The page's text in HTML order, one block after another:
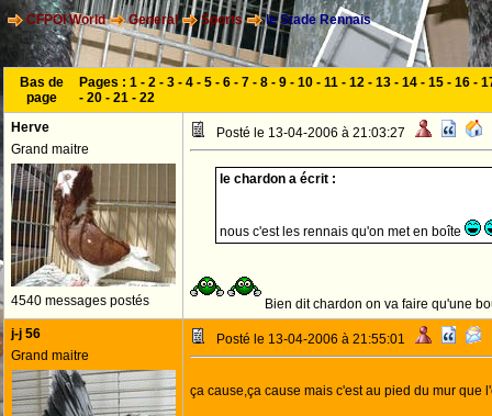
CFPOI World General Sports le Stade Rennais
Bas de
page
Pages : 1 - 2 - 3 - 4 - 5 - 6 - 7 - 8 - 9 - 10 - 11 - 12 - 13 - 14 - 15 - 16 -
- 20 - 21 - 22
Herve
Grand maitre
4540 messages postés
Posté le 13-04-2006 à 21:03:27
le chardon a écrit :
nous c'est les rennais qu'on met en boîte
Bien dit chardon on va faire qu'une
j-j 56
Grand maitre
Posté le 13-04-2006 à 21:55:01
ça cause,ça cause mais c'est au pied du mur que